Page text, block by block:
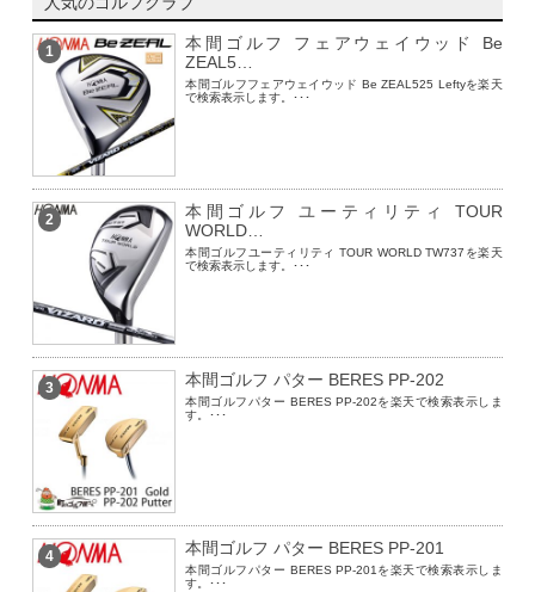
1
本間ゴルフ フェアウェイウッド Be
ZEAL5…
本間ゴルフフェアウェイウッド Be ZEAL525 Leftyを楽天
で検索表示します。･･･
2
本間ゴルフ ユーティリティ TOUR
WORLD…
本間ゴルフユーティリティ TOUR WORLD TW737を楽天
で検索表示します。･･･
3 本間ゴルフ パター BERES PP-202
本間ゴルフパター BERES PP-202を楽天で検索表示しま
す。･･･
4 本間ゴルフ パター BERES PP-201
本間ゴルフパター BERES PP-201を楽天で検索表示しま
す。･･･